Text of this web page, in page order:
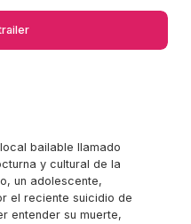
bailable llamado
y cultural de la
un adolescente,
el reciente suicidio de
entender su muerte,